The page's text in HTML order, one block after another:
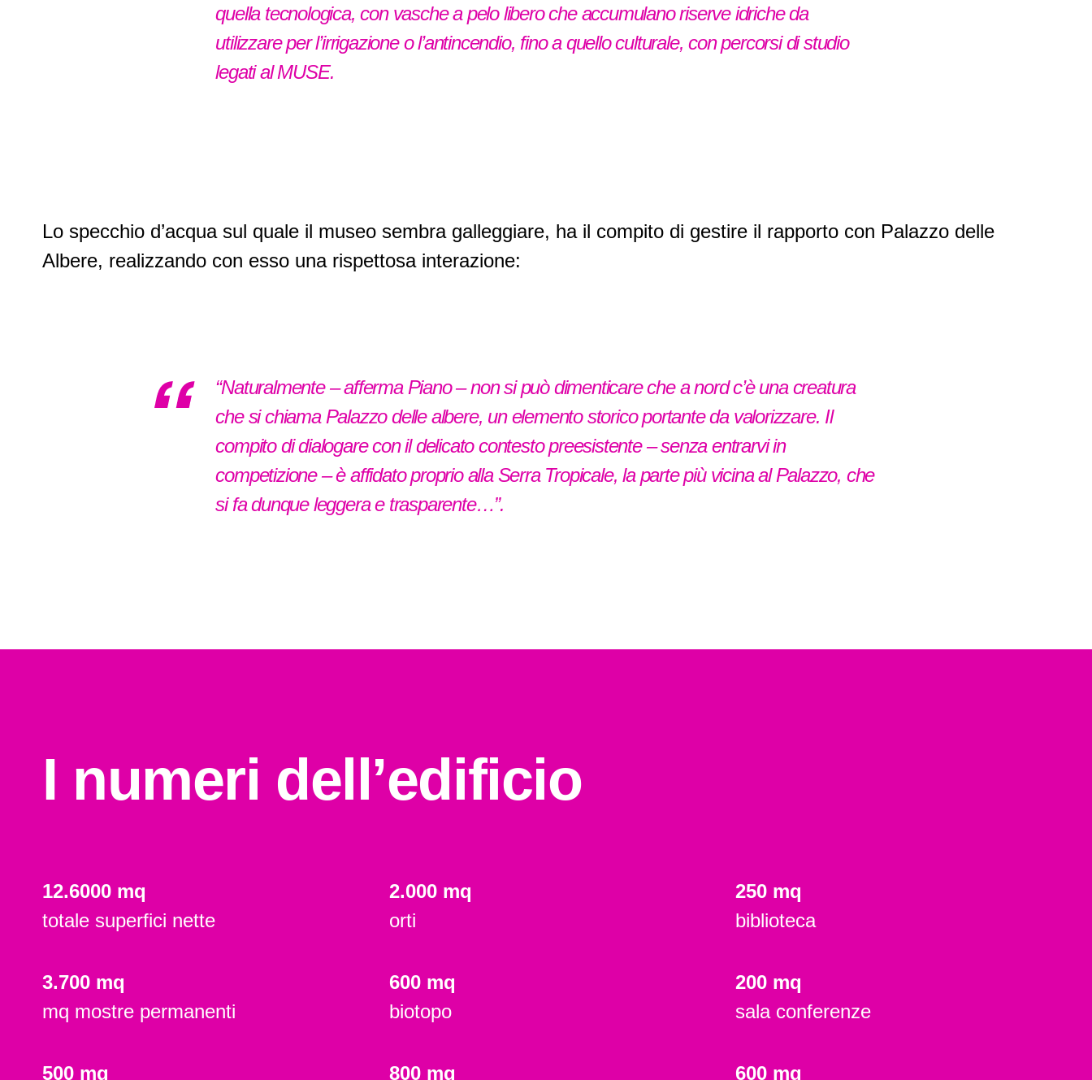
quella tecnologica, con vasche a pelo libero che accumulano riserve idriche da
utilizzare per l’irrigazione o l’antincendio, fino a quello culturale, con percorsi di studio
legati al MUSE.
Lo specchio d’acqua sul quale il museo sembra galleggiare, ha il compito di gestire il rapporto con Palazzo delle
Albere, realizzando con esso una rispettosa interazione:
“Naturalmente – afferma Piano – non si può dimenticare che a nord c’è una creatura
che si chiama Palazzo delle albere, un elemento storico portante da valorizzare. Il
compito di dialogare con il delicato contesto preesistente – senza entrarvi in
competizione – è affidato proprio alla Serra Tropicale, la parte più vicina al Palazzo, che
si fa dunque leggera e trasparente…”.
I numeri dell’edificio
12.6000 mq
totale superfici nette
3.700 mq
mq mostre permanenti
500 mq
2.000 mq
orti
600 mq
biotopo
800 mq
250 mq
biblioteca
200 mq
sala conferenze
600 mq